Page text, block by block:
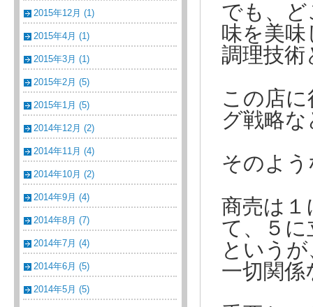
2015年12月 (1)
2015年4月 (1)
2015年3月 (1)
2015年2月 (5)
2015年1月 (5)
2014年12月 (2)
2014年11月 (4)
2014年10月 (2)
2014年9月 (4)
2014年8月 (7)
2014年7月 (4)
2014年6月 (5)
2014年5月 (5)
でも、
味を美
調理技術
この店
グ戦略
そのよ
商売は１
て、５
という
一切関